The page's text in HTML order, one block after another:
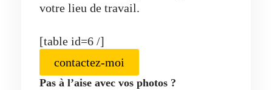
votre lieu de travail.
[table id=6 /]
contactez-moi
Pas à l’aise avec vos photos ?